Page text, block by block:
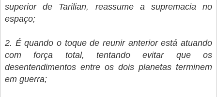
superior de Tarilian, reassume a supremacia no
espaço;
2. É quando o toque de reunir anterior está atuando
com força total, tentando evitar que os
desentendimentos entre os dois planetas terminem
em guerra;